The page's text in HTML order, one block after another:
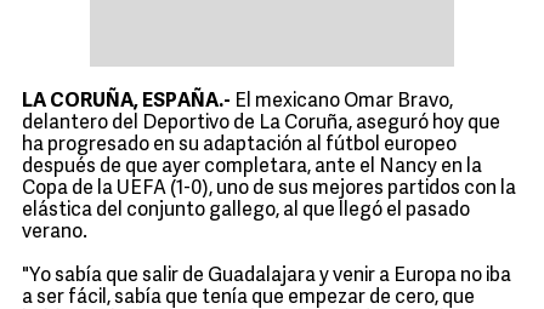
LA CORUÑA, ESPAÑA.- El mexicano Omar Bravo,
delantero del Deportivo de La Coruña, aseguró hoy que
ha progresado en su adaptación al fútbol europeo
después de que ayer completara, ante el Nancy en la
Copa de la UEFA (1-0), uno de sus mejores partidos con la
elástica del conjunto gallego, al que llegó el pasado
verano.
"Yo sabía que salir de Guadalajara y venir a Europa no iba
a ser fácil, sabía que tenía que empezar de cero, que